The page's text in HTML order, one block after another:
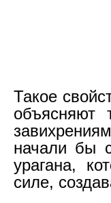
Такое
объясняют
начали бы
урагана,
силе,